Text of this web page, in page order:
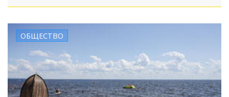
ОБЩЕСТВО